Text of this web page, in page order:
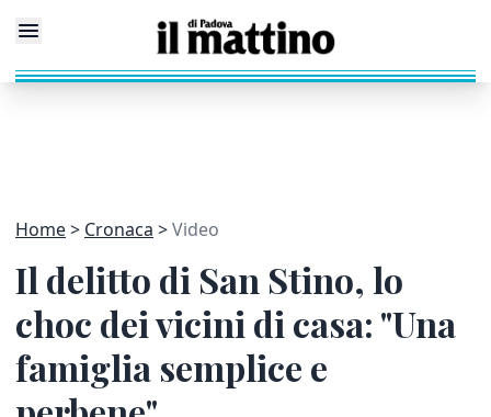
Home Cronaca Video
Il delitto di San Stino, lo
choc dei vicini di casa: "Una
famiglia semplice e